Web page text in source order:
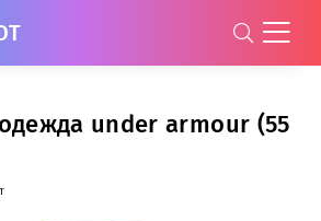
under armour (55